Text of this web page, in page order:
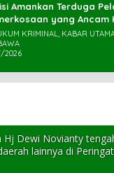
Amankan Terduga
yang Ancam
KRIMINAL, KABAR
2026
Hj Dewi Novianty
lainnya di